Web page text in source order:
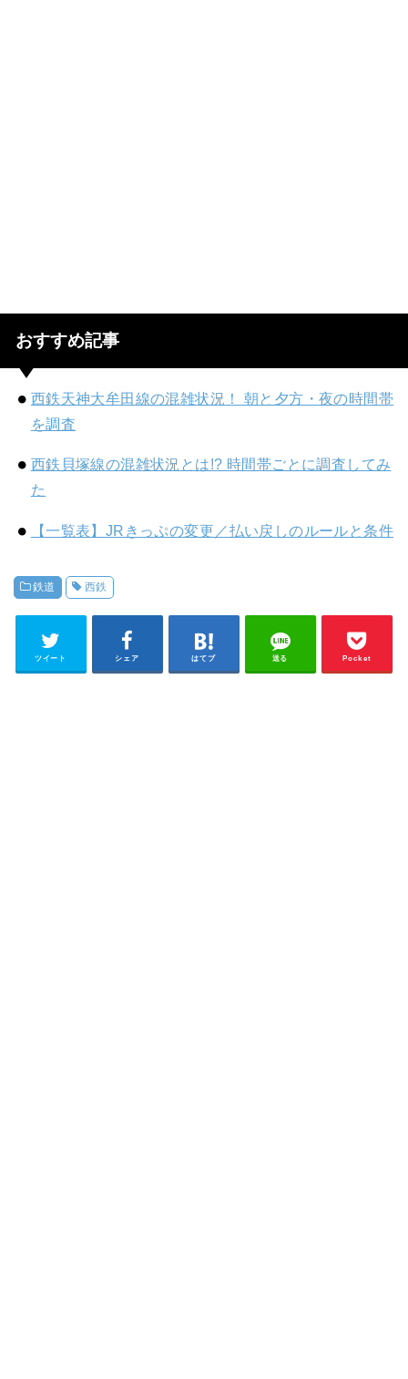
おすすめ記事
西鉄天神大牟田線の混雑状況！ 朝と夕方・夜の時間帯
を調査
西鉄貝塚線の混雑状況とは!? 時間帯ごとに調査してみ
た
【一覧表】JRきっぷの変更／払い戻しのルールと条件
鉄道 西鉄
ツイート シェア はてブ 送る Pocket